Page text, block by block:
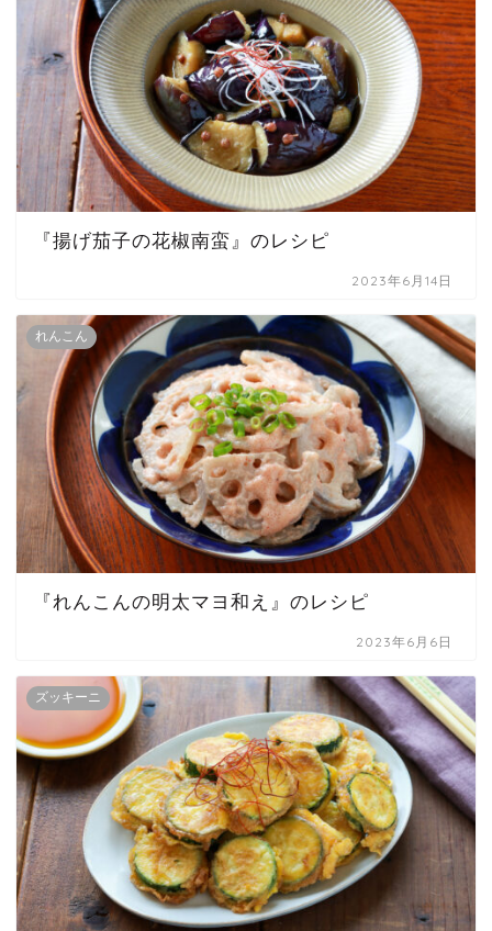
『揚げ茄子の花椒南蛮』のレシピ
2023年6月14日
れんこん
『れんこんの明太マヨ和え』のレシピ
2023年6月6日
ズッキーニ